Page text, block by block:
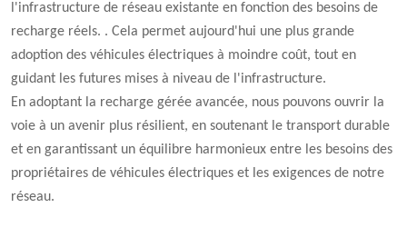
l'infrastructure de réseau existante en fonction des besoins de
recharge réels. . Cela permet aujourd'hui une plus grande
adoption des véhicules électriques à moindre coût, tout en
guidant les futures mises à niveau de l'infrastructure.
En adoptant la recharge gérée avancée, nous pouvons ouvrir la
voie à un avenir plus résilient, en soutenant le transport durable
et en garantissant un équilibre harmonieux entre les besoins des
propriétaires de véhicules électriques et les exigences de notre
réseau.